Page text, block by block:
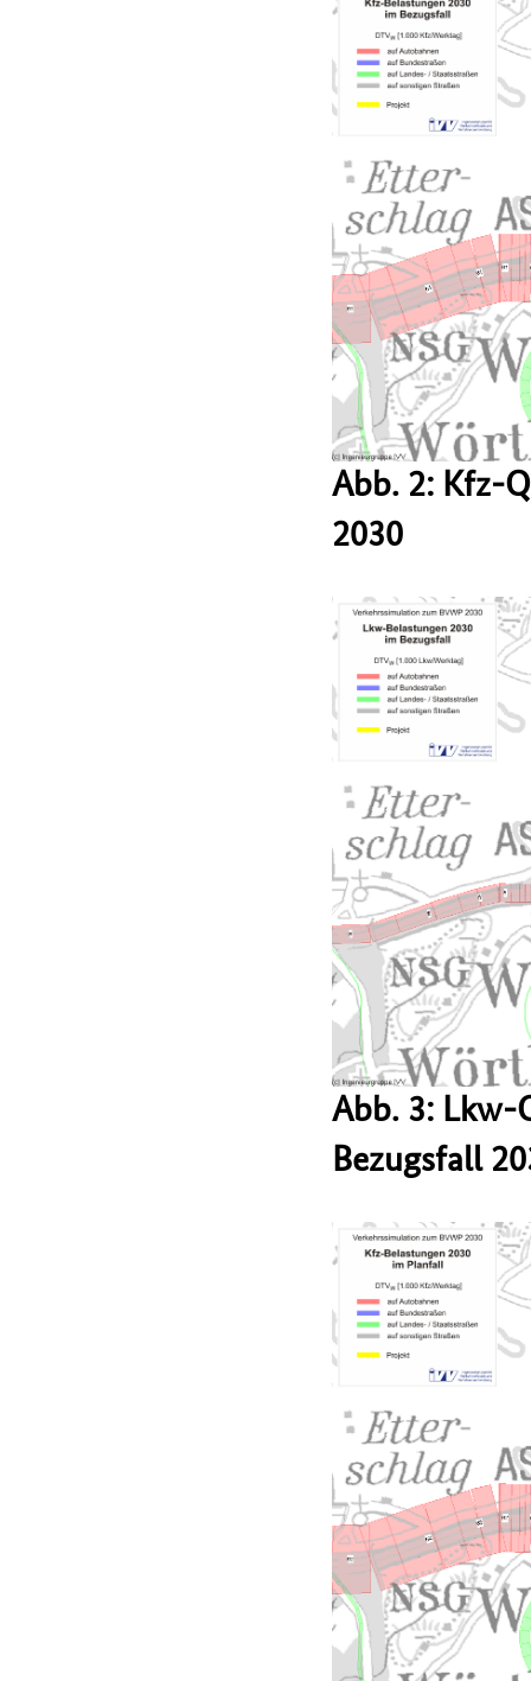
Abb. 2: Kfz-
2030
Abb. 3: Lkw-
Bezugsfall